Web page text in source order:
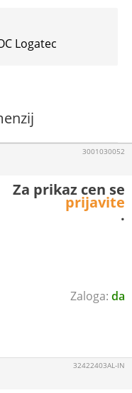
Logatec
da
3001030052
Za prikaz cen se
prijavite
.
32422403AL-IN